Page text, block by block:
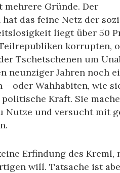
mehrere Gründe. Der
das feine Netz der
liegt über 50
korrupten,
Tschetschenen um
neunziger Jahren noch
oder Wahhabiten, wie
Kraft. Sie
Nutze und versucht mit
Erfindung des Kreml,
will. Tatsache ist